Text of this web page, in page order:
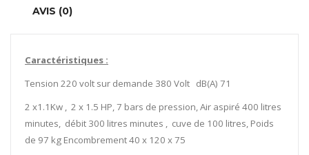
AVIS (0)
Caractéristiques :
Tension 220 volt sur demande 380 Volt dB(A) 71
2 x1.1Kw , 2 x 1.5 HP, 7 bars de pression, Air aspiré 400 litres
minutes, débit 300 litres minutes , cuve de 100 litres, Poids
de 97 kg Encombrement 40 x 120 x 75